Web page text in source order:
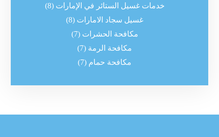
خدمات غسيل الستائر في الإمارات (8)
غسيل سجاد الامارات (8)
مكافحة الحشرات (7)
مكافحة الرمة (7)
مكافحة حمام (7)